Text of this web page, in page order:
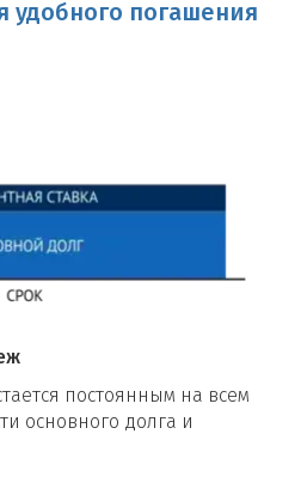
удобного погашения
постоянным на всем
основного долга и